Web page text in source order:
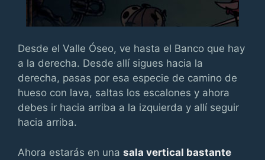
Desde el Valle Óseo, ve hasta el Banco que hay
a la derecha. Desde allí sigues hacia la
derecha, pasas por esa especie de camino de
hueso con lava, saltas los escalones y ahora
debes ir hacia arriba a la izquierda y allí seguir
hacia arriba.
Ahora estarás en una sala vertical bastante